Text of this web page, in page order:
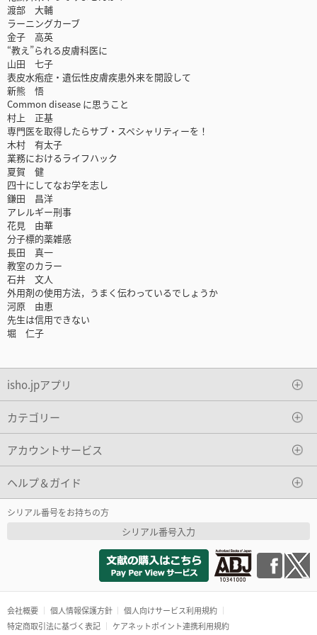
渡部 大輔
ラーニングカーブ
金子 高英
“教え”られる皮膚科医に
山田 七子
表皮水疱症・遺伝性皮膚疾患外来を開設して
新熊 悟
Common disease に思うこと
村上 正基
専門医を取得したらサブ・スペシャリティーを！
木村 有太子
業務におけるライフハック
夏賀 健
四十にしてなお学を志し
鎌田 昌洋
アレルギー刑事
花見 由華
分子標的薬雑感
長田 真一
教室のカラー
石井 文人
外用剤の使用方法，うまく伝わっているでしょうか
河原 由恵
先生は信用できない
堀 仁子
isho.jpアプリ
カテゴリー
アカウントサービス
ヘルプ＆ガイド
シリアル番号をお持ちの方
シリアル番号入力
会社概要 個人情報保護方針
個人向けサービス利用規約
特定商取引法に基づく表記
ケアネットポイント連携利用規約